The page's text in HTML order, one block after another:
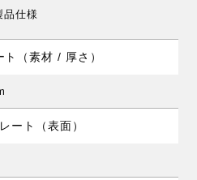
品仕様
ト（素材 / 厚さ）
ート（表面）